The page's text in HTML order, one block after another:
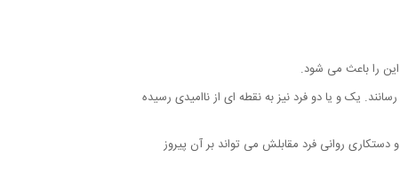
را باعث می شود.
یک و یا دو فرد نیز به نقطه ای از ناامیدی رسیده
روانی فرد مقابلش می تواند بر آن پیروز